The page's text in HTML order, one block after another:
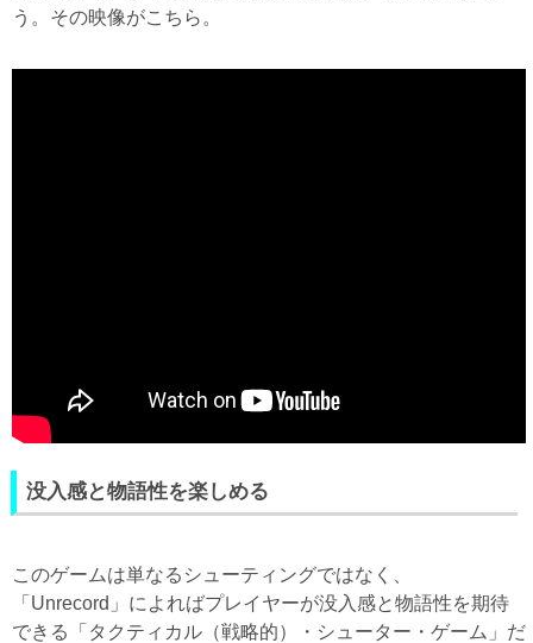
う。その映像がこちら。
没入感と物語性を楽しめる
このゲームは単なるシューティングではなく、
「Unrecord」によればプレイヤーが没入感と物語性を期待
できる「タクティカル（戦略的）・シューター・ゲーム」だ